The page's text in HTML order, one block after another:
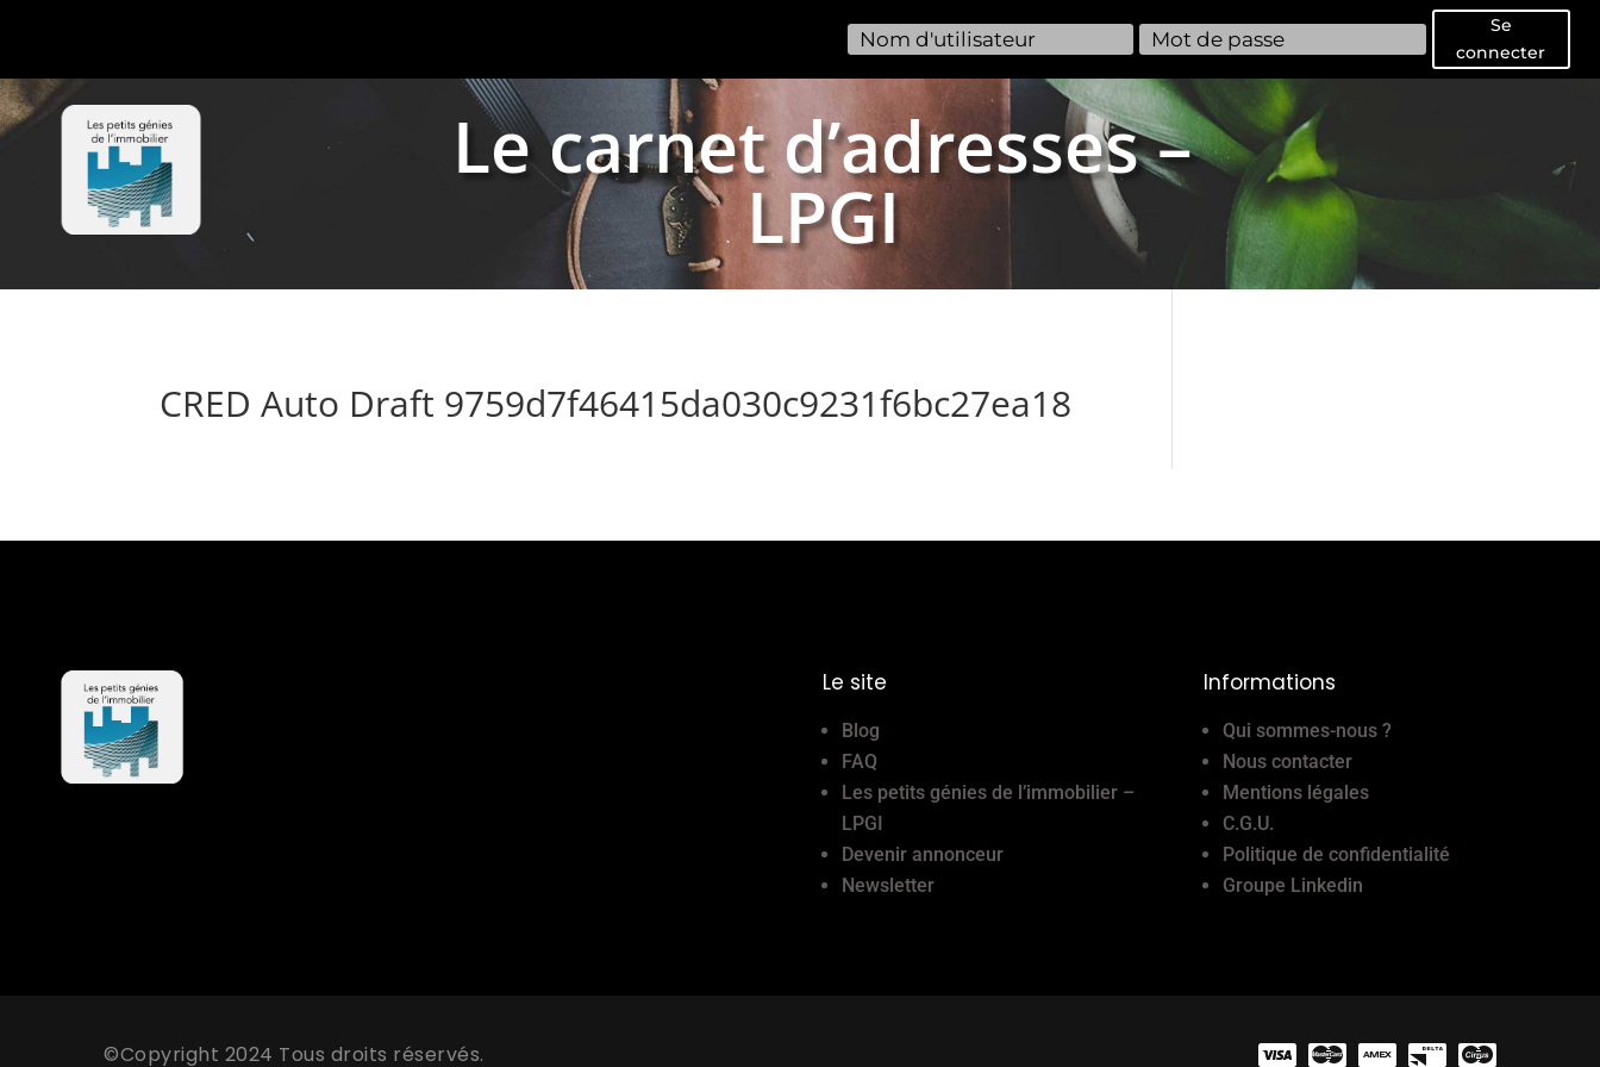
Se
connecter
Le carnet d’adresses –
LPGI
CRED Auto Draft 9759d7f46415da030c9231f6bc27ea18
Le site
Blog
FAQ
Les petits génies de l’immobilier –
LPGI
Devenir annonceur
Newsletter
Informations
Qui sommes-nous ?
Nous contacter
Mentions légales
C.G.U.
Politique de confidentialité
Groupe Linkedin
©Copyright 2024 Tous droits réservés.